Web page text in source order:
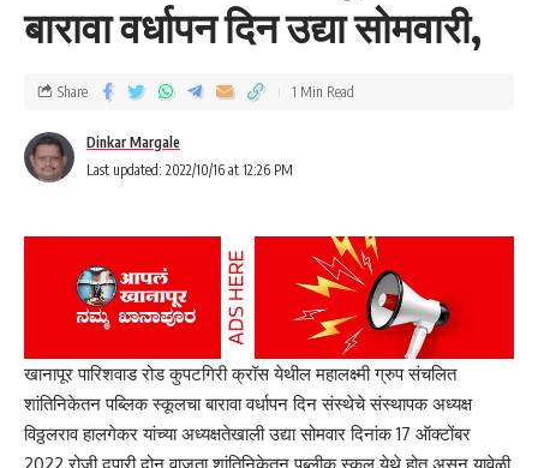
बारावा वर्धापन दिन उद्या सोमवारी,
Last updated: 2022/10/16 at 12:26 PM
Dinkar Margale
Share 1 Min Read
खानापूर पारिशवाड रोड कुपटगिरी क्रॉस येथील महालक्ष्मी ग्रुप संचलित
शांतिनिकेतन पब्लिक स्कूलचा बारावा वर्धापन दिन संस्थेचे संस्थापक अध्यक्ष
विठ्ठलराव हालगेकर यांच्या अध्यक्षतेखाली उद्या सोमवार दिनांक 17 ऑक्टोंबर